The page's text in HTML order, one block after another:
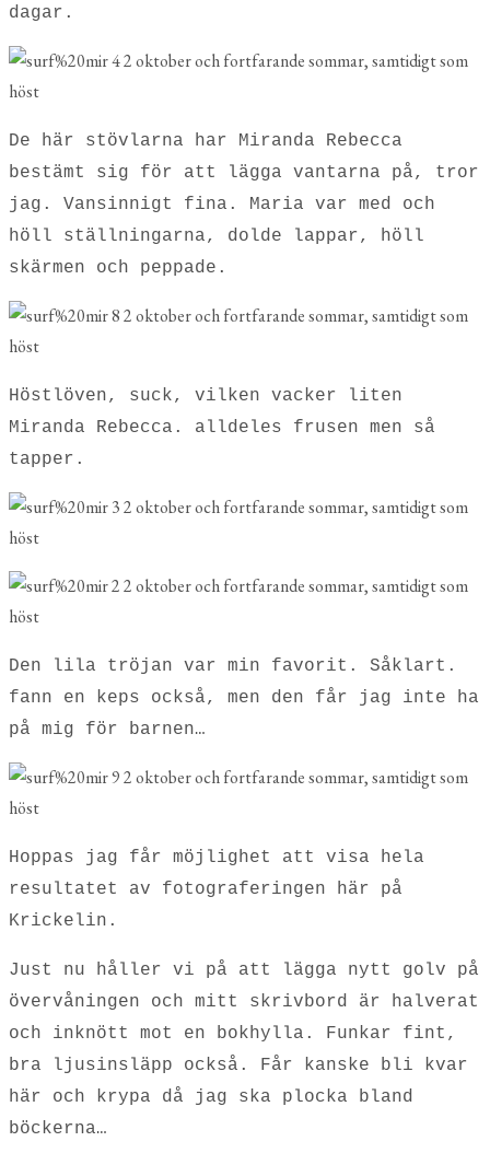
dagar.
De här stövlarna har Miranda Rebecca
bestämt sig för att lägga vantarna på, tror
jag. Vansinnigt fina. Maria var med och
höll ställningarna, dolde lappar, höll
skärmen och peppade.
Höstlöven, suck, vilken vacker liten
Miranda Rebecca. alldeles frusen men så
tapper.
Den lila tröjan var min favorit. Såklart.
fann en keps också, men den får jag inte ha
på mig för barnen…
Hoppas jag får möjlighet att visa hela
resultatet av fotograferingen här på
Krickelin.
Just nu håller vi på att lägga nytt golv på
övervåningen och mitt skrivbord är halverat
och inknött mot en bokhylla. Funkar fint,
bra ljusinsläpp också. Får kanske bli kvar
här och krypa då jag ska plocka bland
böckerna…